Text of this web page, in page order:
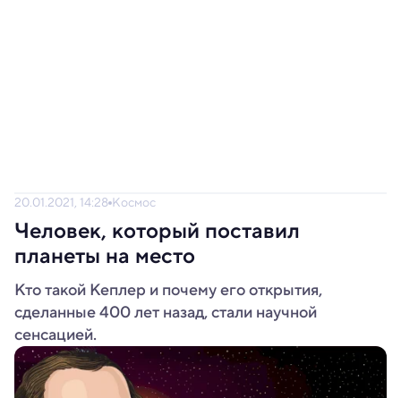
20.01.2021, 14:28 Космос
Человек, который поставил
планеты на место
Кто такой Кеплер и почему его открытия,
сделанные 400 лет назад, стали научной
сенсацией.